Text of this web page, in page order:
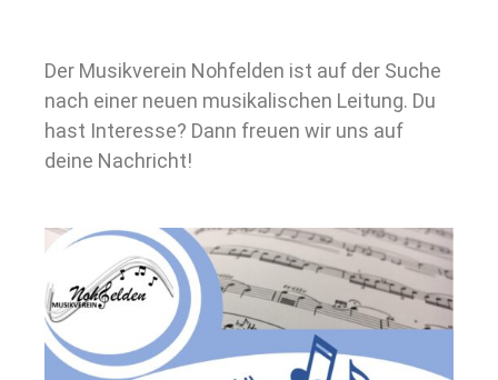
Der Musikverein Nohfelden ist auf der Suche
nach einer neuen musikalischen Leitung. Du
hast Interesse? Dann freuen wir uns auf
deine Nachricht!